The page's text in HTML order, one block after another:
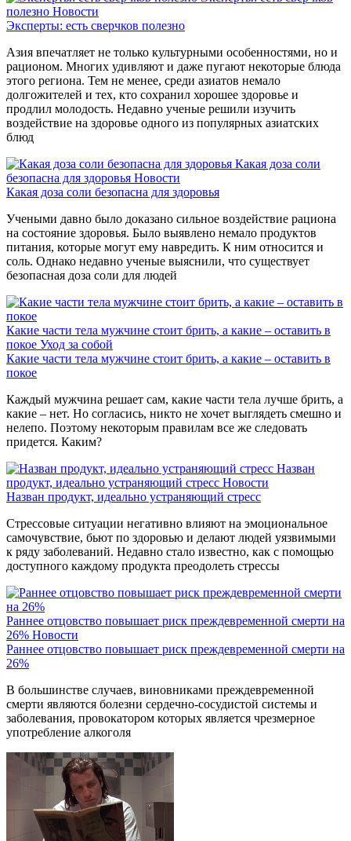
полезно Новости
Эксперты: есть сверчков полезно
Азия впечатляет не только культурными особенностями, но и
рационом. Многих удивляют и даже пугают некоторые блюда
этого региона. Тем не менее, среди азиатов немало
долгожителей и тех, кто сохранил хорошее здоровье и
продлил молодость. Недавно ученые решили изучить
воздействие на здоровье одного из популярных азиатских
блюд
Какая доза соли
безопасна для здоровья Новости
Какая доза соли безопасна для здоровья
Учеными давно было доказано сильное воздействие рациона
на состояние здоровья. Было выявлено немало продуктов
питания, которые могут ему навредить. К ним относится и
соль. Однако недавно ученые выяснили, что существует
безопасная доза соли для людей
Какие части тела мужчине стоит брить, а какие – оставить в
покое Уход за собой
Какие части тела мужчине стоит брить, а какие – оставить в
покое
Каждый мужчина решает сам, какие части тела лучше брить, а
какие – нет. Но согласись, никто не хочет выглядеть смешно и
нелепо. Поэтому некоторым правилам все же следовать
придется. Каким?
Назван
продукт, идеально устраняющий стресс Новости
Назван продукт, идеально устраняющий стресс
Стрессовые ситуации негативно влияют на эмоциональное
самочувствие, бьют по здоровью и делают людей уязвимыми
к ряду заболеваний. Недавно стало известно, как с помощью
доступного каждому продукта преодолеть стрессы
Раннее отцовство повышает риск преждевременной смерти на
26% Новости
Раннее отцовство повышает риск преждевременной смерти на
26%
В большинстве случаев, виновниками преждевременной
смерти являются болезни сердечно-сосудистой системы и
заболевания, провокатором которых является чрезмерное
употребление алкоголя